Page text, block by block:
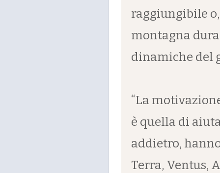
raggiungibile
montagna
dinamiche del
“La
è quella di
addietro,
Terra, Ventus,